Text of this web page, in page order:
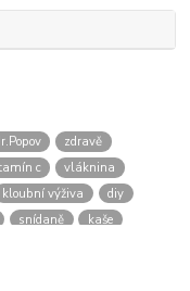
zdravě
c
vláknina
kloubní výživa
diy
snídaně
kaše